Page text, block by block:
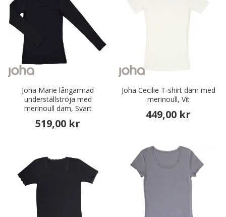
Joha Marie långärmad
underställströja med
merinoull dam, Svart
519,00 kr
Joha Cecilie T-shirt dam med
merinoull, Vit
449,00 kr